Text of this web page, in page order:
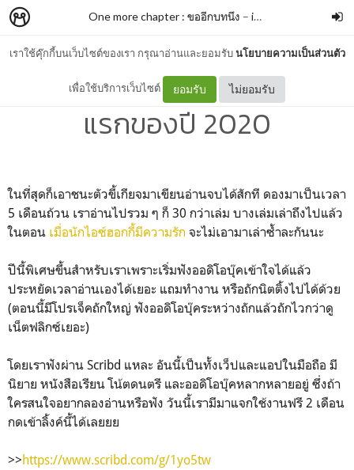
เราใช้คุ๊กกี้บนเว็บไซต์ของเรา กรุณาอ่านและยอมรับนโยบายความเป็นส่วนตัว
เพื่อใช้บริการเว็บไซต์ ยอมรับ ไม่ยอมรับ
One more chapter : ขออีกบทนึง – ingkychaw
อ่านจบ: 29 เล่มกับ 5 เดือน
แรกของปี 2020
ในที่สุดก็เอาชนะตัวขี้เกียจมาเขียนอ่านจบได้สักที ดองมาเป็นเวลา
5 เดือนถ้วน เราอ่านไปรวม ๆ ก็ 30 กว่าเล่ม บางเล่มเล่าถึงไปแล้ว
ในตอน เมื่อนักไอซ์ฮอกกี้มีความรัก จะไม่เอามาเล่าซ้ำละกันนะ
ปีนี้พิเศษขึ้นสำหรับเราเพราะเริ่มฟังออดิโอบุ๊คเข้าใจได้แล้ว
ประหยัดเวลาอ่านเองได้เยอะ แถมทำงาน หรือถักนิตติ้งไปได้ด้วย
(ตอนนี้มีโปรเจ็คถักใหญ่ ฟังออดิโอบุ๊คระหว่างถักแล้วถักไวกว่าดู
เน็ตฟลิกซ์เยอะ)
โดยเราฟังผ่าน Scribd แหละ อันนี้เป็นทั้งเว็ปและแอปในมือถือ มี
นิยาย หนังสือเรียน โน้ตดนตรี และออดิโอบุ๊คหลากหลายอยู่ ซึ่งถ้า
ใครสนใจอยากลองอ่านหรือฟัง วันนี้เรามีมาแจกใช้งานฟรี 2 เดือน
กดเข้าลิ้งค์นี้ได้เลยยย
>>https://www.scribd.com/g/1yo5tw